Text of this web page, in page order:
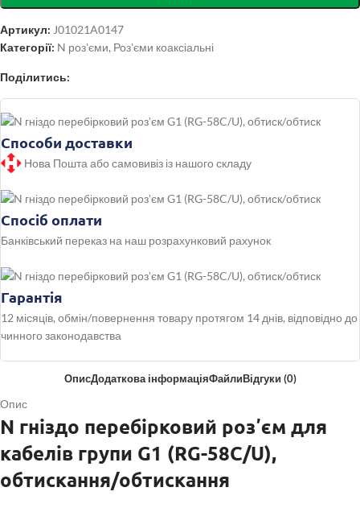
Артикул: J01021A0147
Категорії: N роз'єми, Роз'єми коаксіальні
Поділитись:
Способи доставки
Нова Пошта або самовивіз із нашого складу
Спосіб оплати
Банківський переказ на наш розрахунковий рахунок
Гарантія
12 місяців, обмін/повернення товару протягом 14 днів, відповідно до
чинного законодавства
ОписДодаткова інформаціяФайлиВідгуки (0)
Опис
N гніздо перебірковий розʼєм для
кабелів групи G1 (RG-58C/U),
обтискання/обтискання